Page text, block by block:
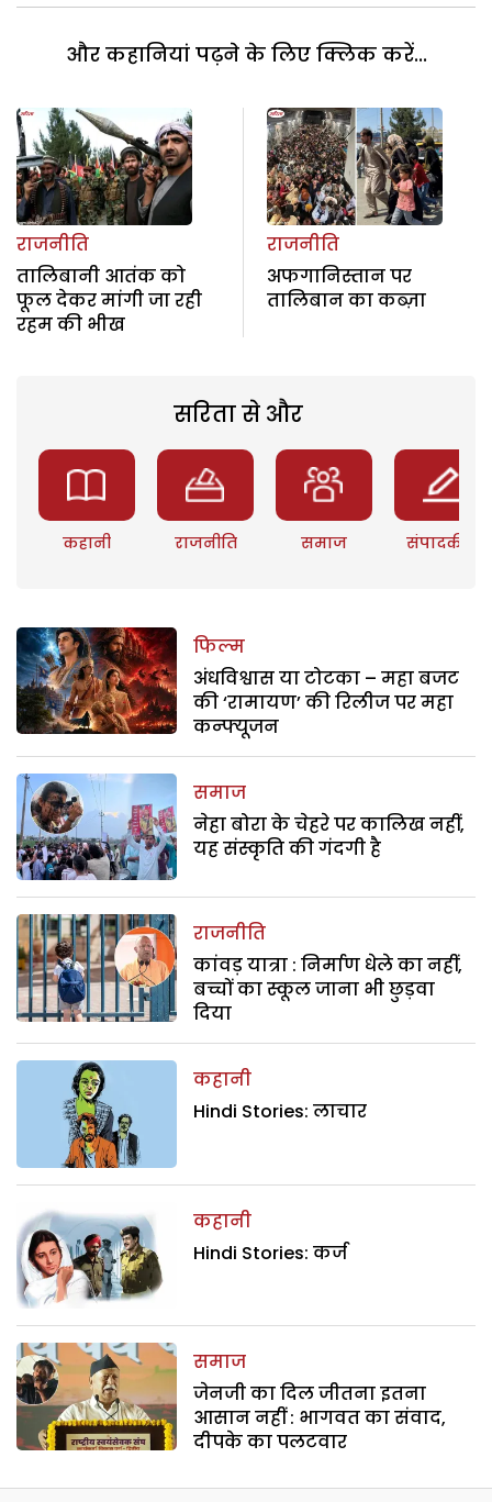
और कहानियां पढ़ने के लिए क्लिक करें...
राजनीति
तालिबानी आतंक को
फूल देकर मांगी जा रही
रहम की भीख
राजनीति
अफगानिस्तान पर
तालिबान का कब्ज़ा
सरिता से और
कहानी राजनीति समाज संपादकीय
फिल्म
अंधविश्वास या टोटका – महा बजट
की ‘रामायण’ की रिलीज पर महा
कन्फ्यूजन
समाज
नेहा बोरा के चेहरे पर कालिख नहीं,
यह संस्कृति की गंदगी है
राजनीति
कांवड़ यात्रा : निर्माण धेले का नहीं,
बच्चों का स्कूल जाना भी छुड़वा
दिया
कहानी
Hindi Stories: लाचार
कहानी
Hindi Stories: कर्ज
समाज
जेनजी का दिल जीतना इतना
आसान नहीं : भागवत का संवाद,
दीपके का पलटवार